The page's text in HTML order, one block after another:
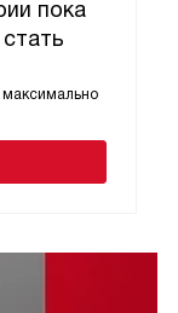
пока
максимально